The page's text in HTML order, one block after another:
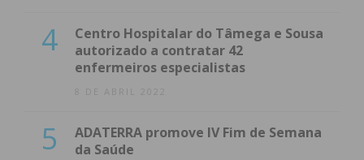
4
Centro Hospitalar do Tâmega e Sousa
autorizado a contratar 42
enfermeiros especialistas
8 DE ABRIL 2022
5
ADATERRA promove IV Fim de Semana
da Saúde